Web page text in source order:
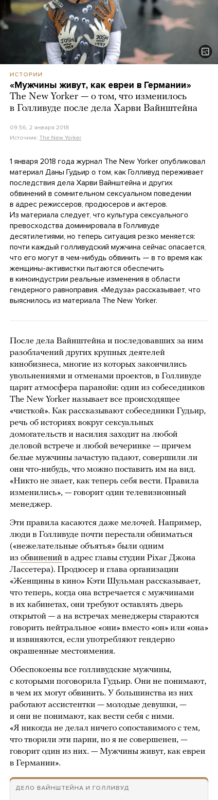
ИСТОРИИ
«Мужчины живут, как евреи в Германии»
The New Yorker — о том, что изменилось
в Голливуде после дела Харви Вайнштейна
09:56, 2 января 2018
Источник: The New Yorker
1 января 2018 года журнал The New Yorker опубликовал
материал Даны Гудьир о том, как Голливуд переживает
последствия дела Харви Вайнштейна и других
обвинений в сомнительном сексуальном поведении
в адрес режиссеров, продюсеров и актеров.
Из материала следует, что культура сексуального
превосходства доминировала в Голливуде
десятилетиями, но теперь ситуация резко меняется:
почти каждый голливудский мужчина сейчас опасается,
что его могут в чем-нибудь обвинить — в то время как
женщины-активистки пытаются обеспечить
в киноиндустрии реальные изменения в области
гендерного равноправия. «Медуза» рассказывает, что
выяснилось из материала The New Yorker.
После дела Вайнштейна и последовавших за ним
разоблачений других крупных деятелей
кинобизнеса, многие из которых закончились
увольнениями и отменами проектов, в Голливуде
царит атмосфера паранойи: один из собеседников
The New Yorker называет все происходящее
«чисткой». Как рассказывают собеседники Гудьир,
речь об историях вокруг сексуальных
домогательств и насилия заходит на любой
деловой встрече и любой вечеринке — причем
белые мужчины зачастую гадают, совершили ли
они что-нибудь, что можно поставить им на вид.
«Никто не знает, как теперь себя вести. Правила
изменились», — говорит один телевизионный
менеджер.
Эти правила касаются даже мелочей. Например,
люди в Голливуде почти перестали обниматься
(«нежелательные объятья» были одним
из обвинений в адрес главы студии Pixar Джона
Ласcетера). Продюсер и глава организации
«Женщины в кино» Кэти Шульман рассказывает,
что теперь, когда она встречается с мужчинами
в их кабинетах, они требуют оставлять дверь
открытой — а на встречах менеджеры стараются
говорить нейтральное «они» вместо «он» или «она»
и извиняются, если употребляют гендерно
окрашенные местоимения.
Обеспокоены все голливудские мужчины,
с которыми поговорила Гудьир. Они не понимают,
в чем их могут обвинить. У большинства из них
работают ассистентки — молодые девушки, —
и они не понимают, как вести себя с ними.
«Я никогда не делал ничего сопоставимого с тем,
что творили эти парни, но я не совершенен, —
говорит один из них. — Мужчины живут, как евреи
в Германии».
ДЕЛО ВАЙНШТЕЙНА И ГОЛЛИВУД